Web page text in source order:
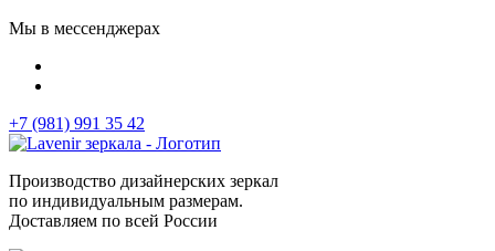
Мы в мессенджерах
+7 (981) 991 35 42
Производство дизайнерских зеркал
по индивидуальным размерам.
Доставляем по всей России